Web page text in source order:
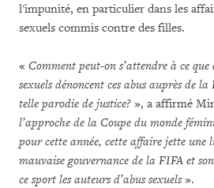
l'impunité, en particulier dans les
sexuels commis contre des filles.
« Comment peut-on s’attendre à ce que
sexuels dénoncent ces abus auprès de
telle parodie de justice? », a affirmé
l’approche de la Coupe du monde
pour cette année, cette affaire jette une
mauvaise gouvernance de la FIFA et
ce sport les auteurs d’abus sexuels».